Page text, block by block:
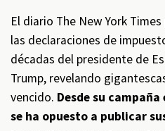
El diario The New York
las declaraciones de
décadas del presidente de
Trump, revelando
vencido. Desde su
se ha opuesto a publicar